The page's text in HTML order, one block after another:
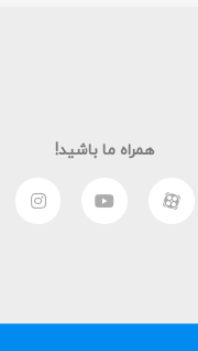
همراه ما باشید!